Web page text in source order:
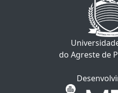
do Agreste de